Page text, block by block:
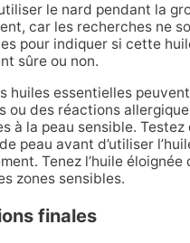
le nard pendant la
car les recherches ne
pour indiquer si cette
sûre ou non.
huiles essentielles
ou des réactions
à la peau sensible. Testez
peau avant d’utiliser
Tenez l’huile éloignée
zones sensibles.
finales